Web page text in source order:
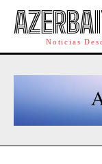
Noticias